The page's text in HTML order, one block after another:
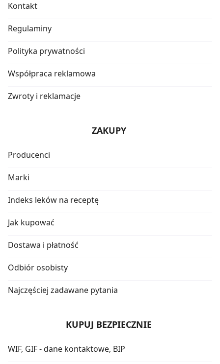
Kontakt
Regulaminy
Polityka prywatności
Współpraca reklamowa
Zwroty i reklamacje
ZAKUPY
Producenci
Marki
Indeks leków na receptę
Jak kupować
Dostawa i płatność
Odbiór osobisty
Najczęściej zadawane pytania
KUPUJ BEZPIECZNIE
WIF, GIF - dane kontaktowe, BIP